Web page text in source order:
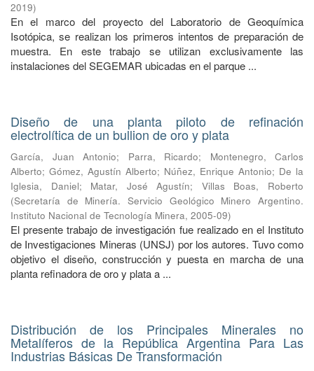
2019)
En el marco del proyecto del Laboratorio de Geoquímica
Isotópica, se realizan los primeros intentos de preparación de
muestra. En este trabajo se utilizan exclusivamente las
instalaciones del SEGEMAR ubicadas en el parque ...
Diseño de una planta piloto de refinación
electrolítica de un bullion de oro y plata
García, Juan Antonio; Parra, Ricardo; Montenegro, Carlos
Alberto; Gómez, Agustín Alberto; Núñez, Enrique Antonio; De la
Iglesia, Daniel; Matar, José Agustín; Villas Boas, Roberto
(Secretaría de Minería. Servicio Geológico Minero Argentino.
Instituto Nacional de Tecnología Minera, 2005-09)
El presente trabajo de investigación fue realizado en el Instituto
de Investigaciones Mineras (UNSJ) por los autores. Tuvo como
objetivo el diseño, construcción y puesta en marcha de una
planta refinadora de oro y plata a ...
Distribución de los Principales Minerales no
Metalíferos de la República Argentina Para Las
Industrias Básicas De Transformación